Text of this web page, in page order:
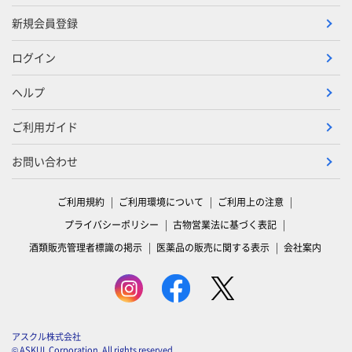
新規会員登録
ログイン
ヘルプ
ご利用ガイド
お問い合わせ
ご利用規約 ご利用環境について
ご利用上の注意
プライバシーポリシー
古物営業法に基づく表記
酒類販売管理者標識の掲示
医薬品の販売に関する表示 会社案内
アスクル株式会社